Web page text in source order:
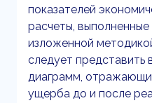
показателей
расчеты,
изложенной
следует представить
диаграмм,
ущерба до и после